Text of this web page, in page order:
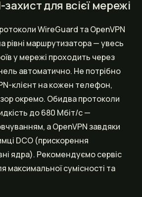
для всієї мережі
WireGuard та OpenVPN
рівні маршрутизатора — увесь
у мережі проходить через
автоматично. Не потрібно
клієнт на кожен телефон,
окремо. Обидва протоколи
до 680 Мбіт/с —
а OpenVPN завдяки
DCO (прискорення
ядра). Рекомендуємо сервіс
максимальної сумісності та